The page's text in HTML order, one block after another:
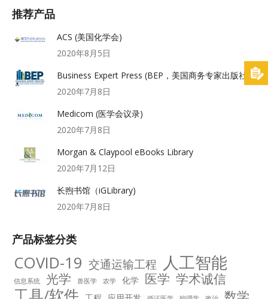
推荐产品
ACS (美国化学会)
2020年8月5日
Business Expert Press (BEP，美国商务专家出版社)
2020年7月8日
Medicom (医学会议录)
2020年7月8日
Morgan & Claypool eBooks Library
2020年7月12日
长煦书馆（iGLibrary)
2020年7月8日
产品标签分类
COVID-19 交通运输工程 人工智能
信息系统 光学 兽医学 农学 化学 医学 学术诚信